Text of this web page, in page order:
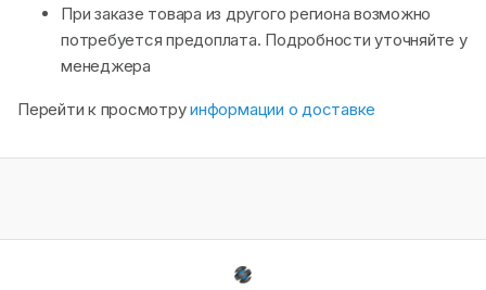
При заказе товара из другого региона возможно
потребуется предоплата. Подробности уточняйте у
менеджера
Перейти к просмотруинформации о доставке